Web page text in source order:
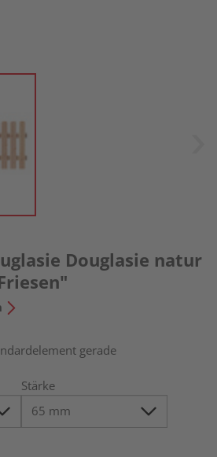
Douglasie natur
gerade
Stärke